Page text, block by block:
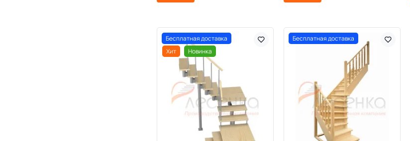
Бесплатная доставка
Хит
Новинка
Бесплатная доставка